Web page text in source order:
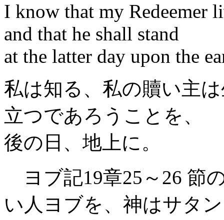
I know that my
and that he shall stand
at the latter day upon the
私は知る、私の贖い主
立つであろうことを、
後の日、地上に。
ヨブ記19章25～26 節
い人ヨブを、神はサタ